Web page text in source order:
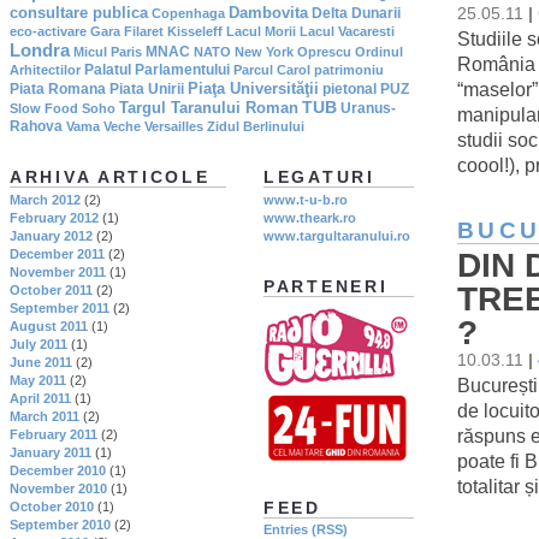
25.05.11 |
Studiile
studii
coool!),
DIN
?
10.03.11
de
răspuns
poate fi
totalitar
consultare publica Copenhaga Dambovita Delta Dunarii
eco-activare Gara Filaret Kisseleff Lacul Morii Lacul Vacaresti
Londra Micul Paris MNAC NATO New York Oprescu Ordinul
Arhitectilor Palatul Parlamentului Parcul Carol patrimoniu
Piata Romana Piata Unirii Piaţa Universităţii pietonal PUZ
Slow Food Soho Targul Taranului Roman TUB Uranus-
Rahova Vama Veche Versailles Zidul Berlinului
LEGATURI
www.t-u-b.ro
www.theark.ro
www.targultaranului.ro
PARTENERI
FEED
Entries (RSS)
ARHIVA ARTICOLE
March 2012 (2)
February 2012 (1)
January 2012 (2)
December 2011 (2)
November 2011 (1)
October 2011 (2)
September 2011 (2)
August 2011 (1)
July 2011 (1)
June 2011 (2)
May 2011 (2)
April 2011 (1)
March 2011 (2)
February 2011 (2)
January 2011 (1)
December 2010 (1)
November 2010 (1)
October 2010 (1)
September 2010 (2)